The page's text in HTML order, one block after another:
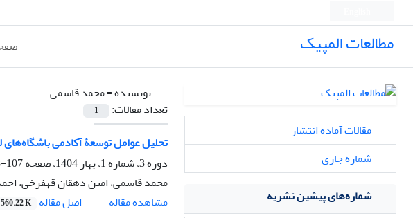
مطالعات المپیک
نویسنده =محمد قاسمی
تعداد مقالات:
1
تحلیل عوامل توسعۀ آکادمی باشگاه‌های
دوره 3، شماره 1، بهار 1404، صفحه
107-128
محمد قاسمی، امین دهقان قهفرخی،
مشاهده مقاله
اصل مقاله 560.22 K
مقالات آماده انتشار
شماره جاری
شماره‌های پیشین نشریه